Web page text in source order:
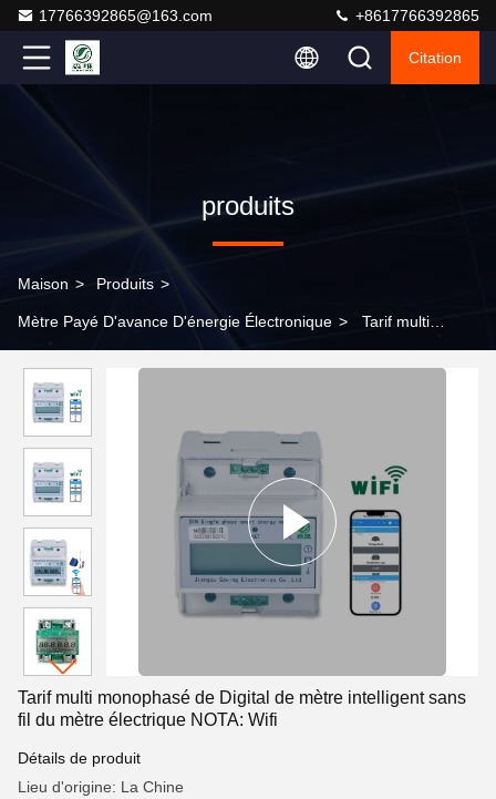
17766392865@163.com +8617766392865
Citation
produits
Maison > Produits >
Mètre Payé D'avance D'énergie Électronique > Tarif multi
électrique NOTA: Wifi
Tarif multi monophasé de Digital de mètre intelligent sans
fil du mètre électrique NOTA: Wifi
Détails de produit
Lieu d'origine: La Chine